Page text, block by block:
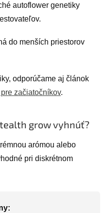
autoflower genetiky
do menších priestorov
odporúčame aj článok
začiatočníkov.
grow vyhnúť?
arómou alebo
pri diskrétnom